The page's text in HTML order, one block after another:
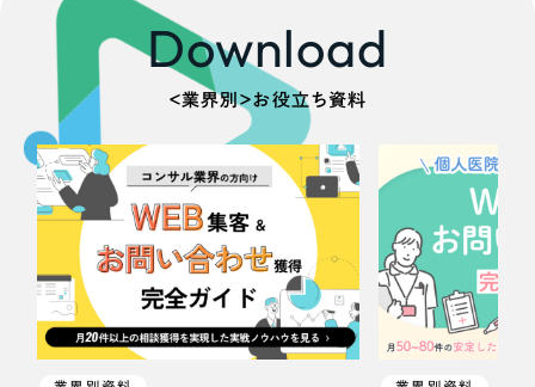
Download
＜業界別＞お役立ち資料